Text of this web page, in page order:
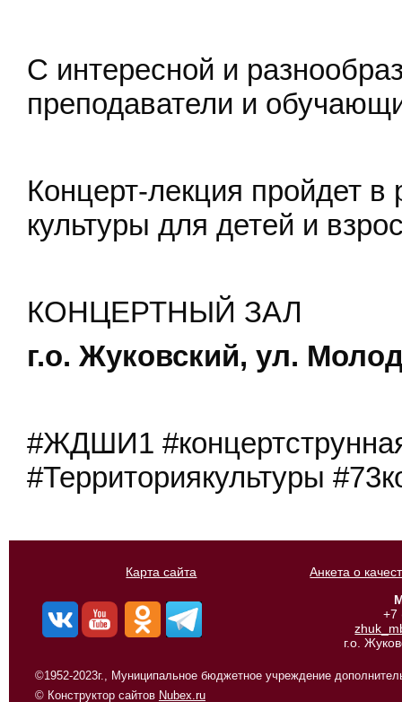
С интересной и
преподаватели и
Концерт-лекция пройдет в
культуры для детей и
КОНЦЕРТНЫЙ ЗАЛ
г.о. Жуковский, ул.
#ЖДШИ1
#Территориякультуры
Карта сайта
Анкета о
+7
г.о.
©1952-2023г., Муниципальное бюджетное учреждение
© Конструктор сайтов Nubex.ru